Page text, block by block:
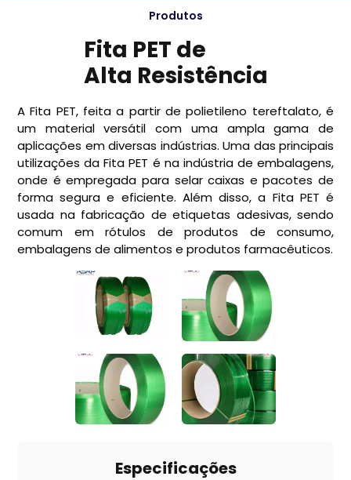
Produtos
Fita PET de
Alta Resistência
A Fita PET, feita a partir de polietileno tereftalato, é
um material versátil com uma ampla gama de
aplicações em diversas indústrias. Uma das principais
utilizações da Fita PET é na indústria de embalagens,
onde é empregada para selar caixas e pacotes de
forma segura e eficiente. Além disso, a Fita PET é
usada na fabricação de etiquetas adesivas, sendo
comum em rótulos de produtos de consumo,
embalagens de alimentos e produtos farmacêuticos.
Especificações